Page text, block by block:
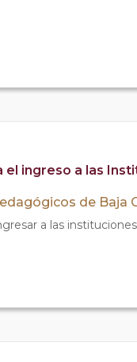
ingreso a las
de Baja
a las